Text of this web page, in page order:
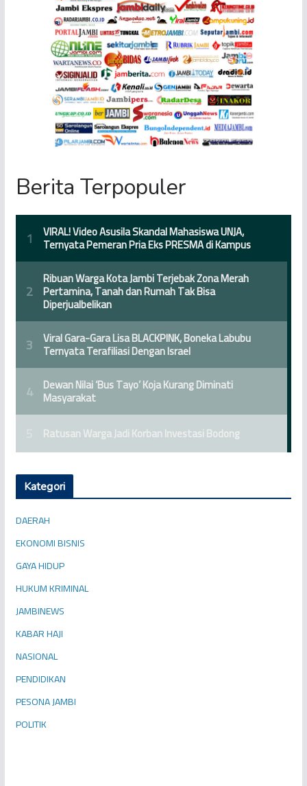
Berita Terpopuler
Kategori
DAERAH
EKONOMI BISNIS
GAYA HIDUP
HUKUM KRIMINAL
JAMBINEWS
KABAR HAJI
NASIONAL
PENDIDIKAN
PESONA JAMBI
POLITIK